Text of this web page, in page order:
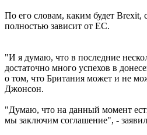
По его словам, каким будет Brexit,
полностью зависит от ЕС.
"И я думаю, что в последние
достаточно много успехов в
о том, что Британия может и не
Джонсон.
"Думаю, что на данный момент
мы заключим соглашение", -